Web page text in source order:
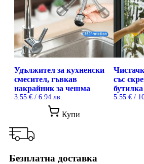
Удължител за кухненски
смесител, гъвкав
накрайник за чешма
3.55 € / 6.94 лв.
Купи
със
5.55 € /
Безплатна доставка